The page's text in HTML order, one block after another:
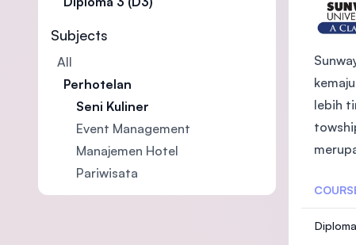
Subjects
All
Perhotelan
Seni Kuliner
Event Management
Manajemen Hotel
Pariwisata
lebih